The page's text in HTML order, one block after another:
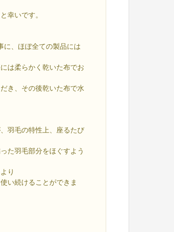
幸いです。
に、ほぼ全ての製品には
は柔らかく乾いた布でお
き、その後乾いた布で水
羽毛の特性上、座るたび
た羽毛部分をほぐすよう
り
い続けることができま